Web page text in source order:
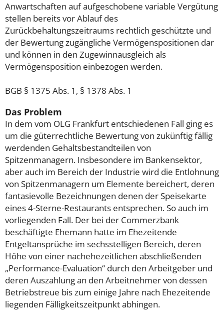
Anwartschaften auf aufgeschobene variable Vergütung
stellen bereits vor Ablauf des
Zurückbehaltungszeitraums rechtlich geschützte und
der Bewertung zugängliche Vermögenspositionen dar
und können in den Zugewinnausgleich als
Vermögensposition einbezogen werden.
BGB § 1375 Abs. 1, § 1378 Abs. 1
Das Problem
In dem vom OLG Frankfurt entschiedenen Fall ging es
um die güterrechtliche Bewertung von zukünftig fällig
werdenden Gehaltsbestandteilen von
Spitzenmanagern. Insbesondere im Bankensektor,
aber auch im Bereich der Industrie wird die Entlohnung
von Spitzenmanagern um Elemente bereichert, deren
fantasievolle Bezeichnungen denen der Speisekarte
eines 4-Sterne-Restaurants entsprechen. So auch im
vorliegenden Fall. Der bei der Commerzbank
beschäftigte Ehemann hatte im Ehezeitende
Entgeltansprüche im sechsstelligen Bereich, deren
Höhe von einer nachehezeitlichen abschließenden
„Performance-Evaluation“ durch den Arbeitgeber und
deren Auszahlung an den Arbeitnehmer von dessen
Betriebstreue bis zum einige Jahre nach Ehezeitende
liegenden Fälligkeitszeitpunkt abhingen.